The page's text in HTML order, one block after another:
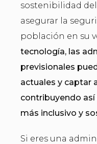
sostenibilidad
asegurar la
población en su
tecnología, las
previsionales
actuales y captar
contribuyendo
más inclusivo y
Si eres una